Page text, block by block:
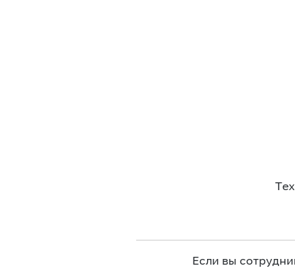
Если вы